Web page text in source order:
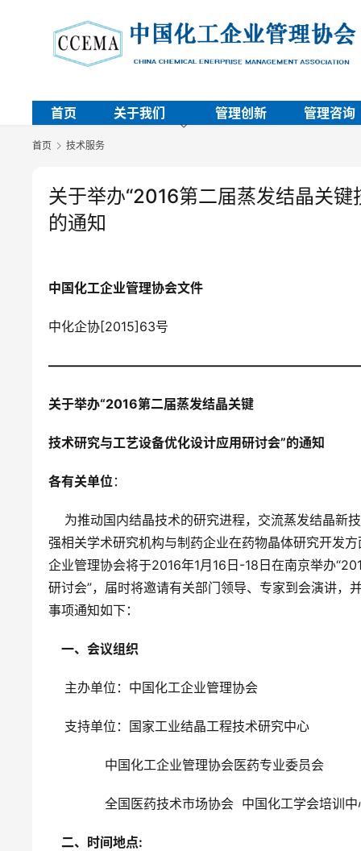
首页 关于我们 管理创新 管理咨询
首页 技术服务
关于举办“2016第二届蒸发结晶关
的通知
中国化工企业管理协会文件
中化企协[2015]63号
关于举办“2016第二届蒸发结晶关键
技术研究与工艺设备优化设计应用研讨会”的通知
各有关单位 ：
为推动国内结晶技术的研究进程，交流蒸发结晶新
强相关学术研究机构与制药企业在药物晶体研究开发
企业管理协会将于2016年1月16日-18日在南京举办
研讨会”，届时将邀请有关部门领导、专家到会演讲，
事项通知如下：
一、会议组织
主办单位：中国化工企业管理协会
支持单位：国家工业结晶工程技术研究中心
中国化工企业管理协会医药专业委员会
全国医药技术市场协会  中国化工学
二、时间地点: